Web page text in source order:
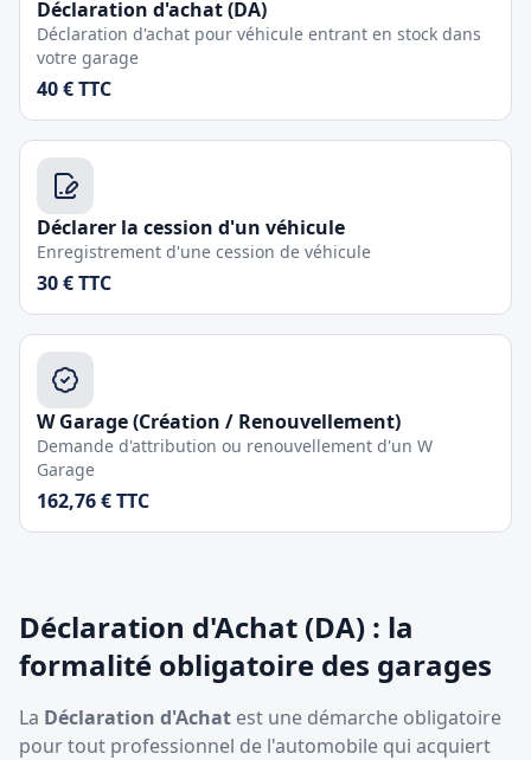
Déclaration d'achat (DA)
Déclaration d'achat pour véhicule entrant en stock dans
votre garage
40 € TTC
Déclarer la cession d'un véhicule
Enregistrement d'une cession de véhicule
30 € TTC
W Garage (Création / Renouvellement)
Demande d'attribution ou renouvellement d'un W
Garage
162,76 € TTC
Déclaration d'Achat (DA) : la
formalité obligatoire des garages
La Déclaration d'Achat est une démarche obligatoire
pour tout professionnel de l'automobile qui acquiert